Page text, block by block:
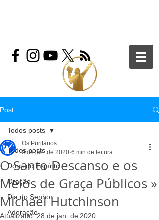
Post
Todos posts
Dons do Espírito
Oração
Dia do Senhor
Adoração
Todos posts
O Santo Descanso e os
Meios de Graça Públicos »
Michael Hutchinson
Os Puritanos
9 de jan. de 2020 6 min de leitura
Atualizado:28 de jan. de 2020